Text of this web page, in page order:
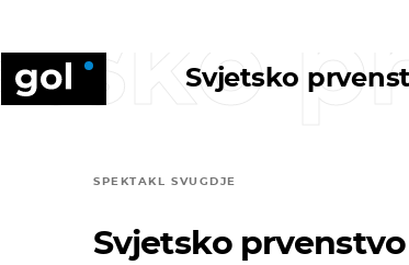
Svjetsko
SPEKTAKL SVUGDJE
Svjetsko